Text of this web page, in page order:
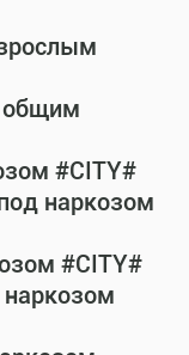
общим
#CITY#
наркозом
#CITY#